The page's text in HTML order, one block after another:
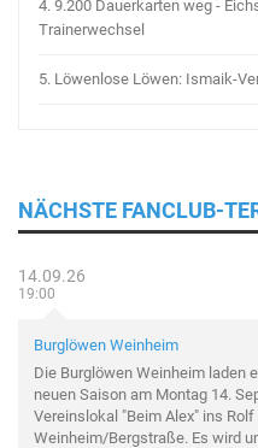
4. 9.200 Dauerkarten weg -
Trainerwechsel
5. Löwenlose Löwen: Ismaik-
NÄCHSTE FANCLUB-
14.09.26
19:00
Burglöwen Weinheim
Die Burglöwen Weinheim laden
neuen Saison am Montag 14.
Vereinslokal "Beim Alex" ins
Weinheim/Bergstraße. Es wird